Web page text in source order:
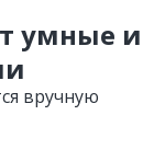
умные и
вручную